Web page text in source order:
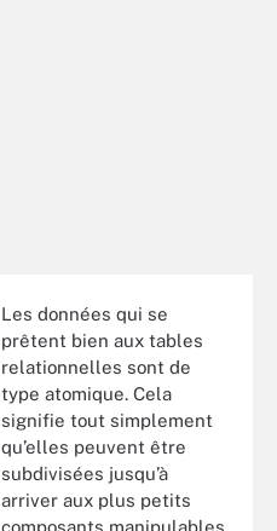
Les données qui se
prêtent bien aux tables
relationnelles sont de
type atomique. Cela
signifie tout simplement
qu’elles peuvent être
subdivisées jusqu’à
arriver aux plus petits
composants manipulables.